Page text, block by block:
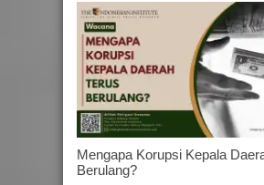
Mengapa Korupsi Kepala
Berulang?